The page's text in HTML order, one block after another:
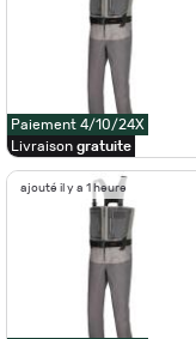
Paiement 4/10/24X
Livraison gratuite
ajouté il y a 1 heure